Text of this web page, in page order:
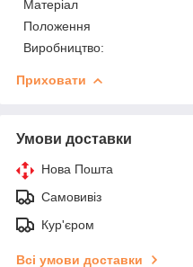
Матеріал
Положення
Виробництво:
Приховати
Умови доставки
Нова Пошта
Самовивіз
Кур'єром
Всі умови доставки